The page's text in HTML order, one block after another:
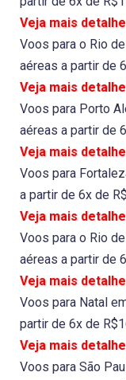
Veja mais
Voos para o Rio
aéreas a partir de
Veja mais
Voos para Porto
aéreas a partir de
Veja mais
Voos para
a partir de 6x de
Veja mais
Voos para o Rio
aéreas a partir de
Veja mais
Voos para Natal
partir de 6x de
Veja mais
Voos para São